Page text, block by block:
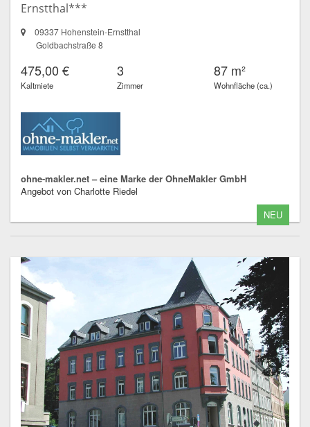
Ernstthal***
09337 Hohenstein-Ernstthal
Goldbachstraße 8
475,00 €
Kaltmiete
3
Zimmer
87 m²
Wohnfläche (ca.)
ohne-makler.net – eine Marke der OhneMakler GmbH
Angebot von Charlotte Riedel
NEU